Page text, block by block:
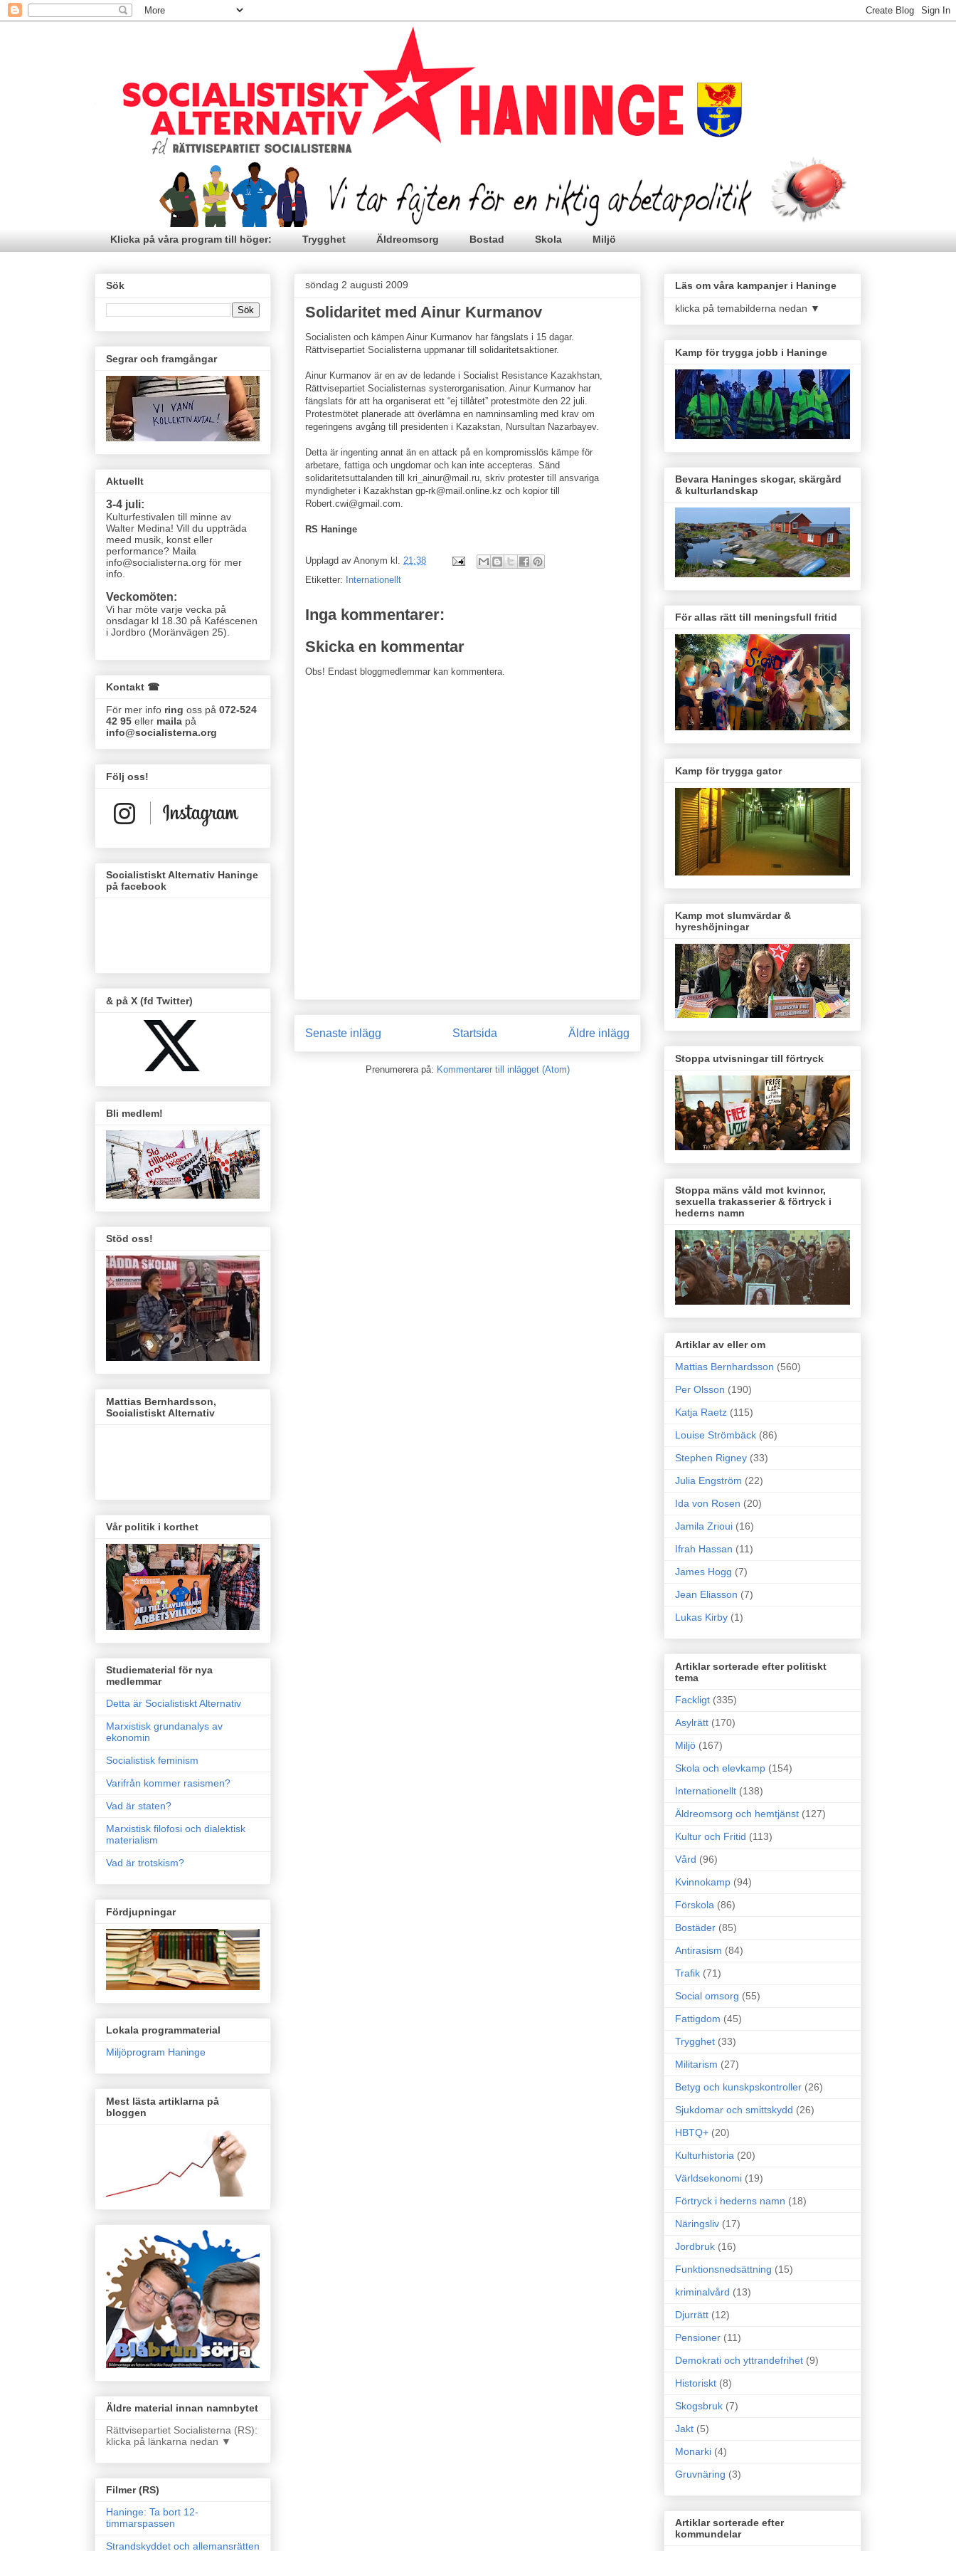
Klicka på våra program till höger: Trygghet Äldreomsorg Bostad Skola Miljö
söndag 2 augusti 2009
Solidaritet med Ainur Kurmanov
Socialisten och kämpen Ainur Kurmanov har fängslats i 15 dagar.
Rättvisepartiet Socialisterna uppmanar till solidaritetsaktioner.
Ainur Kurmanov är en av de ledande i Socialist Resistance Kazakhstan,
Rättvisepartiet Socialisternas systerorganisation. Ainur Kurmanov har
fängslats för att ha organiserat ett “ej tillåtet” protestmöte den 22 juli.
Protestmötet planerade att överlämna en namninsamling med krav om
regeringens avgång till presidenten i Kazakstan, Nursultan Nazarbayev.
Detta är ingenting annat än en attack på en kompromisslös kämpe för
arbetare, fattiga och ungdomar och kan inte accepteras. Sänd
solidaritetsuttalanden till kri_ainur@mail.ru, skriv protester till ansvariga
myndigheter i Kazakhstan gp-rk@mail.online.kz och kopior till
Robert.cwi@gmail.com.
RS Haninge
Upplagd av Anonym kl. 21:38
Etiketter:
Internationellt
Inga kommentarer:
Skicka en kommentar
Obs! Endast bloggmedlemmar kan kommentera.
Senaste inlägg Äldre inlägg
Startsida
Prenumerera på: Kommentarer till inlägget (Atom)
Sök
Segrar och framgångar
Aktuellt
3-4 juli:
Kulturfestivalen till minne av
Walter Medina! Vill du uppträda
meed musik, konst eller
performance? Maila
info@socialisterna.org för mer
info.
Veckomöten:
Vi har möte varje vecka på
onsdagar kl 18.30 på Kaféscenen
i Jordbro (Moränvägen 25)
Kontakt ☎
För mer info ring oss på 072-524
42 95 eller maila på
info@socialisterna.org
Följ oss!
Socialistiskt Alternativ Haninge
på facebook
& på X (fd Twitter)
Bli medlem!
Stöd oss!
Mattias Bernhardsson,
Socialistiskt Alternativ
Vår politik i korthet
Studiematerial för nya
medlemmar
Detta är Socialistiskt Alternativ
Marxistisk grundanalys av
ekonomin
Socialistisk feminism
Varifrån kommer rasismen?
Vad är staten?
Marxistisk filofosi och dialektisk
materialism
Vad är trotskism?
Fördjupningar
Lokala programmaterial
Miljöprogram Haninge
Mest lästa artiklarna på
bloggen
Äldre material innan namnbytet
Rättvisepartiet Socialisterna (RS):
klicka på länkarna nedan ▼
Filmer (RS)
Haninge: Ta bort 12-
timmarspassen
Strandskyddet och allemansrätten
Läs om våra kampanjer i Haninge
klicka på temabilderna nedan ▼
Kamp för trygga jobb i Haninge
Bevara Haninges skogar, skärgård
& kulturlandskap
För allas rätt till meningsfull fritid
Kamp för trygga gator
Kamp mot slumvärdar &
hyreshöjningar
Stoppa utvisningar till förtryck
Stoppa mäns våld mot kvinnor,
sexuella trakasserier & förtryck i
hederns namn
Artiklar av eller om
Mattias Bernhardsson (560)
Per Olsson (190)
Katja Raetz (115)
Louise Strömbäck (86)
Stephen Rigney (33)
Julia Engström (22)
Ida von Rosen (20)
Jamila Zrioui (16)
Ifrah Hassan (11)
James Hogg (7)
Jean Eliasson (7)
Lukas Kirby (1)
Artiklar sorterade efter politiskt
tema
Fackligt (335)
Asylrätt (170)
Miljö (167)
Skola och elevkamp (154)
Internationellt (138)
Äldreomsorg och hemtjänst (127)
Kultur och Fritid (113)
Vård (96)
Kvinnokamp (94)
Förskola (86)
Bostäder (85)
Antirasism (84)
Trafik (71)
Social omsorg (55)
Fattigdom (45)
Trygghet (33)
Militarism (27)
Betyg och kunskpskontroller (26)
Sjukdomar och smittskydd (26)
HBTQ+ (20)
Kulturhistoria (20)
Världsekonomi (19)
Förtryck i hederns namn (18)
Näringsliv (17)
Jordbruk (16)
Funktionsnedsättning (15)
kriminalvård (13)
Djurrätt (12)
Pensioner (11)
Demokrati och yttrandefrihet (9)
Historiskt (8)
Skogsbruk (7)
Jakt (5)
Monarki (4)
Gruvnäring (3)
Artiklar sorterade efter
kommundelar